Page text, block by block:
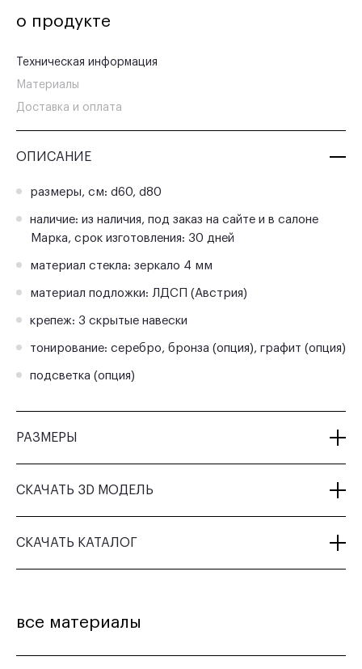
о продукте
Техническая информация
Материалы
Доставка и оплата
ОПИСАНИЕ
размеры, см: d60, d80
наличие: из наличия, под заказ на сайте и в салоне
Марка, срок изготовления: 30 дней
материал стекла: зеркало 4 мм
материал подложки: ЛДСП (Австрия)
крепеж: 3 скрытые навески
тонирование: серебро, бронза (опция), графит (опция)
подсветка (опция)
РАЗМЕРЫ
СКАЧАТЬ 3D МОДЕЛЬ
СКАЧАТЬ КАТАЛОГ
все материалы